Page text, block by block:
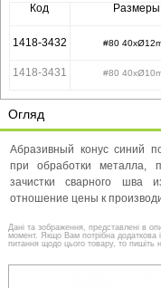
Код Размеры
1418-3432 #80
1418-3431 #80
Огляд
Абразивный конус синий
при обработки металла,
зачистки сварного шва
отношение цены к
Дані та зображення, представлені в
момент. Якщо Вам потрібна додаткова
питання щодо цього товару, то